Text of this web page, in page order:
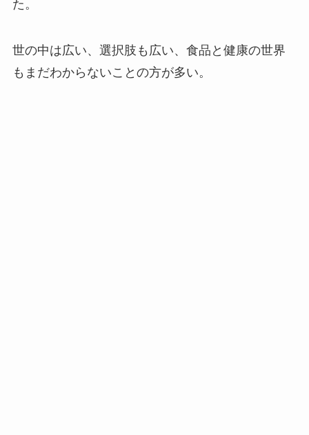
た。
世の中は広い、選択肢も広い、食品と健康の世界
もまだわからないことの方が多い。